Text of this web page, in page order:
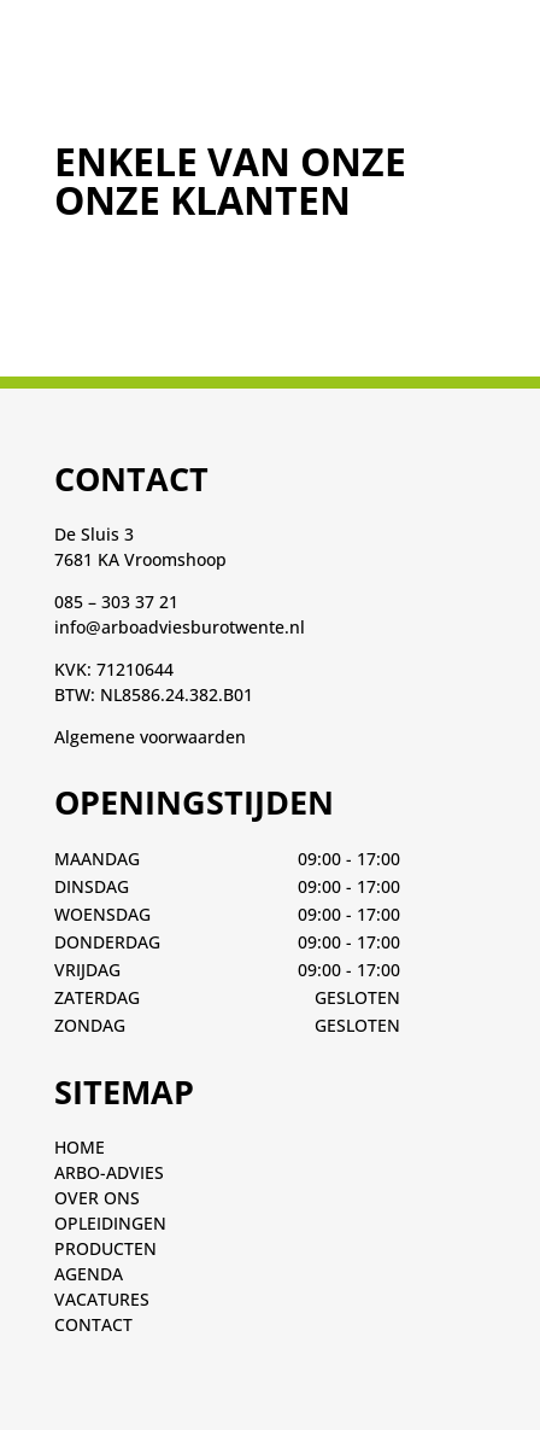
ENKELE VAN ONZE
ONZE KLANTEN
CONTACT
De Sluis 3
7681 KA Vroomshoop
085 – 303 37 21
info@arboadviesburotwente.nl
KVK: 71210644
BTW: NL8586.24.382.B01
Algemene voorwaarden
OPENINGSTIJDEN
MAANDAG
09:00 - 17:00
DINSDAG
09:00 - 17:00
WOENSDAG
09:00 - 17:00
DONDERDAG
09:00 - 17:00
VRIJDAG
09:00 - 17:00
ZATERDAG
GESLOTEN
ZONDAG
GESLOTEN
SITEMAP
HOME
ARBO-ADVIES
OVER ONS
OPLEIDINGEN
PRODUCTEN
AGENDA
VACATURES
CONTACT